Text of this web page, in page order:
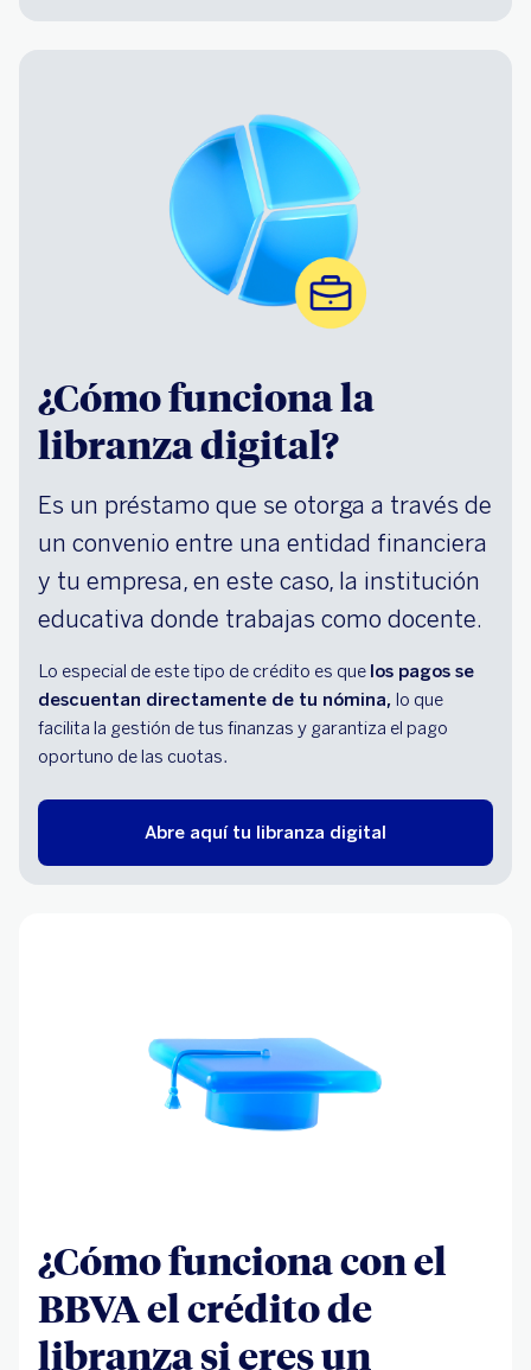
¿Cómo funciona la
libranza digital?
Es un préstamo que se otorga a través de
un convenio entre una entidad financiera
y tu empresa, en este caso, la institución
educativa donde trabajas como docente.
Lo especial de este tipo de crédito es que los pagos se
descuentan directamente de tu nómina, lo que
facilita la gestión de tus finanzas y garantiza el pago
oportuno de las cuotas.
Abre aquí tu libranza digital
¿Cómo funciona con el
BBVA el crédito de
libranza si eres un